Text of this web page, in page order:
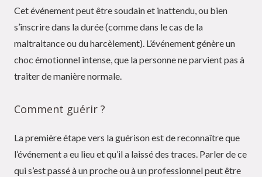
Cet événement peut être soudain et inattendu, ou bien
s’inscrire dans la durée (comme dans le cas de la
maltraitance ou du harcèlement). L’événement génère un
choc émotionnel intense, que la personne ne parvient pas à
traiter de manière normale.
Comment guérir ?
La première étape vers la guérison est de reconnaître que
l’événement a eu lieu et qu’il a laissé des traces. Parler de ce
qui s’est passé à un proche ou à un professionnel peut être